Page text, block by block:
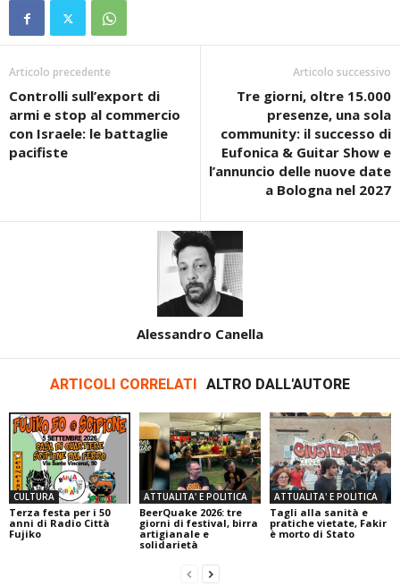
Articolo precedente
Controlli sull’export di
armi e stop al commercio
con Israele: le battaglie
pacifiste
Articolo successivo
Tre giorni, oltre 15.000
presenze, una sola
community: il successo di
Eufonica & Guitar Show e
l’annuncio delle nuove date
a Bologna nel 2027
Alessandro Canella
ARTICOLI CORRELATI ALTRO DALL'AUTORE
CULTURA
Terza festa per i 50
anni di Radio Città
Fujiko
ATTUALITA' E POLITICA
BeerQuake 2026: tre
giorni di festival, birra
artigianale e
solidarietà
ATTUALITA' E POLITICA
Tagli alla sanità e
pratiche vietate, Fakir
è morto di Stato